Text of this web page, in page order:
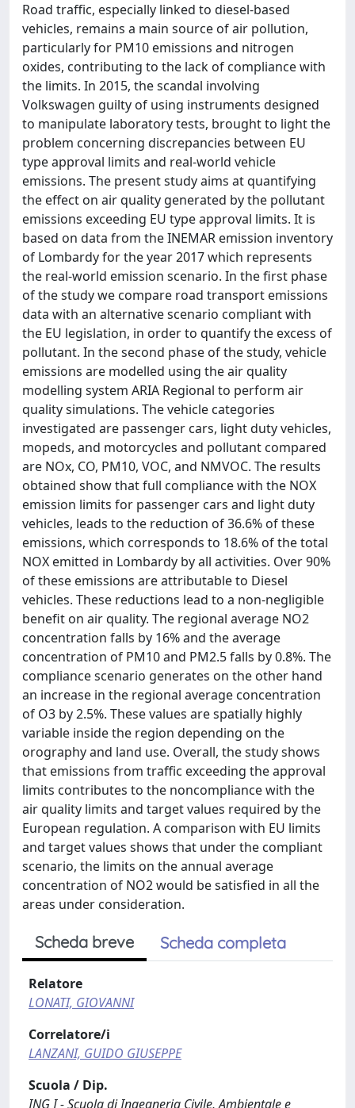
Road traffic, especially linked to diesel-based
vehicles, remains a main source of air pollution,
particularly for PM10 emissions and nitrogen
oxides, contributing to the lack of compliance with
the limits. In 2015, the scandal involving
Volkswagen guilty of using instruments designed
to manipulate laboratory tests, brought to light the
problem concerning discrepancies between EU
type approval limits and real-world vehicle
emissions. The present study aims at quantifying
the effect on air quality generated by the pollutant
emissions exceeding EU type approval limits. It is
based on data from the INEMAR emission inventory
of Lombardy for the year 2017 which represents
the real-world emission scenario. In the first phase
of the study we compare road transport emissions
data with an alternative scenario compliant with
the EU legislation, in order to quantify the excess of
pollutant. In the second phase of the study, vehicle
emissions are modelled using the air quality
modelling system ARIA Regional to perform air
quality simulations. The vehicle categories
investigated are passenger cars, light duty vehicles,
mopeds, and motorcycles and pollutant compared
are NOx, CO, PM10, VOC, and NMVOC. The results
obtained show that full compliance with the NOX
emission limits for passenger cars and light duty
vehicles, leads to the reduction of 36.6% of these
emissions, which corresponds to 18.6% of the total
NOX emitted in Lombardy by all activities. Over 90%
of these emissions are attributable to Diesel
vehicles. These reductions lead to a non-negligible
benefit on air quality. The regional average NO2
concentration falls by 16% and the average
concentration of PM10 and PM2.5 falls by 0.8%. The
compliance scenario generates on the other hand
an increase in the regional average concentration
of O3 by 2.5%. These values are spatially highly
variable inside the region depending on the
orography and land use. Overall, the study shows
that emissions from traffic exceeding the approval
limits contributes to the noncompliance with the
air quality limits and target values required by the
European regulation. A comparison with EU limits
and target values shows that under the compliant
scenario, the limits on the annual average
concentration of NO2 would be satisfied in all the
areas under consideration.
Scheda breve Scheda completa
Relatore
LONATI, GIOVANNI
Correlatore/i
LANZANI, GUIDO GIUSEPPE
Scuola / Dip.
ING I - Scuola di Ingegneria Civile, Ambientale e